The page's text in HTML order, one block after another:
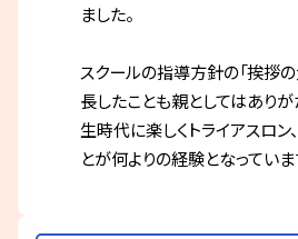
ました。
スクールの指導方針の「挨拶
長したことも親としてはあり
生時代に楽しくトライアスロン
とが何よりの経験となっていま